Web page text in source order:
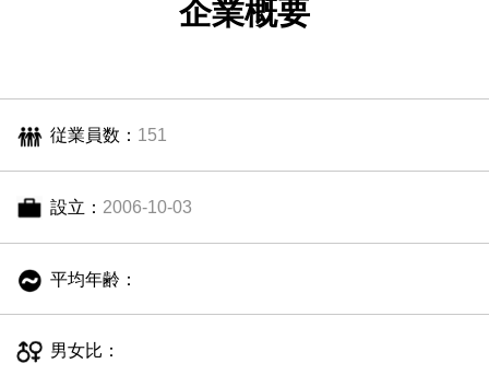
企業概要
従業員数： 151
設立： 2006-10-03
平均年齢：
男女比：